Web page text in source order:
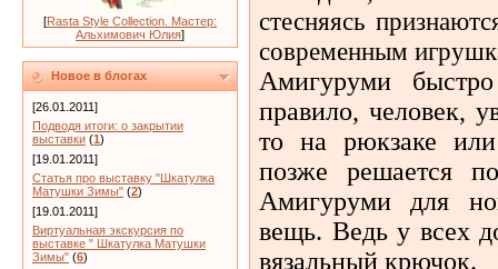
[Rasta Style Collection. Мастер:
Альхимович Юлия]
Новое в блогах
[26.01.2011]
Подводя итоги: о закрытии
выставки (1)
[19.01.2011]
Статья про выставку "Шкатулка
Матушки Зимы" (2)
[19.01.2011]
Виртуальная экскурсия по
выставке " Шкатулка Матушки
Зимы" (6)
стесняясь
современным
Амигуруми
правило, человек,
то на рюкзаке
позже решается
Амигуруми для
вещь. Ведь у всех
вязальный крючок.